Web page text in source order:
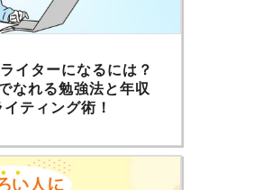
イターになるには？
なれる勉強法と年収
ティング術！